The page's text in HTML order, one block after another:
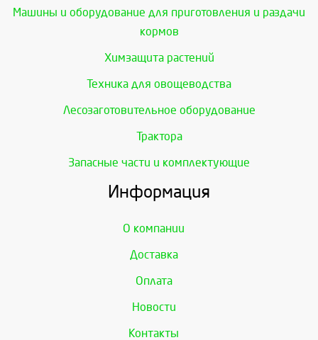
Машины и оборудование для приготовления и раздачи
кормов
Химзащита растений
Техника для овощеводства
Лесозаготовительное оборудование
Трактора
Запасные части и комплектующие
Информация
О компании
Доставка
Оплата
Новости
Контакты